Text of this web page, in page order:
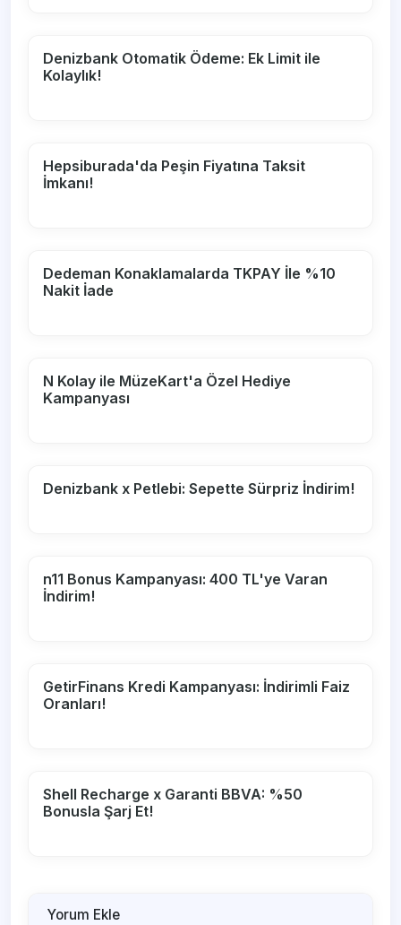
Denizbank Otomatik Ödeme: Ek Limit ile
Kolaylık!
Hepsiburada'da Peşin Fiyatına Taksit
İmkanı!
Dedeman Konaklamalarda TKPAY İle %10
Nakit İade
N Kolay ile MüzeKart'a Özel Hediye
Kampanyası
Denizbank x Petlebi: Sepette Sürpriz İndirim!
n11 Bonus Kampanyası: 400 TL'ye Varan
İndirim!
GetirFinans Kredi Kampanyası: İndirimli Faiz
Oranları!
Shell Recharge x Garanti BBVA: %50
Bonusla Şarj Et!
Yorum Ekle